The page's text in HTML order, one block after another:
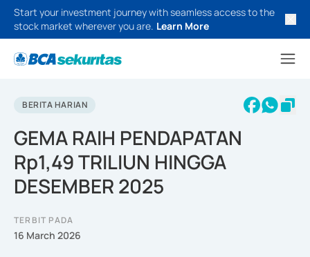
Start your investment journey with seamless access to the
stock market wherever you are. Learn More
BERITA HARIAN
GEMA RAIH PENDAPATAN
Rp1,49 TRILIUN HINGGA
DESEMBER 2025
TERBIT PADA
16 March 2026